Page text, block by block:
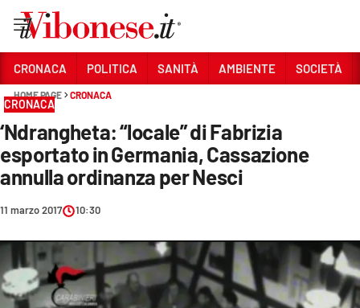
Sezioni
CRONACA
POLITICA
SOCIETÀ
CULTURA
CRONACA POLITICA SANITÀ AMBIENTE SOCIETÀ
HOME PAGE CRONACA
CRONACA
‘Ndrangheta: “locale” di Fabrizia
esportato in Germania, Cassazione
annulla ordinanza per Nesci
11 marzo 2017 10:30